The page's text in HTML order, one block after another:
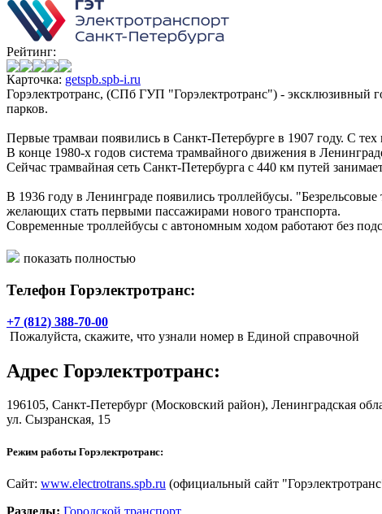
Рейтинг:
Карточка: getspb.spb-i.ru
Горэлектротранс, (СПб ГУП "Горэлектротранс") - эксклюзивный
парков.
Первые трамваи появились в Санкт-Петербурге в 1907 году. С
В конце 1980-х годов система трамвайного движения в
Сейчас трамвайная сеть Санкт-Петербурга с 440 км путей
В 1936 году в Ленинграде появились троллейбусы.
желающих стать первыми пассажирами нового транспорта.
Современные троллейбусы с автономным ходом работают без
В 2015 году в Санкт-Петербурге действует 43 трамвайных и 45
показать полностью
Телефон Горэлектротранс:
+7 (812) 388-70-00
Пожалуйста, скажите, что узнали номер в Единой справочной
Адрес Горэлектротранс:
196105, Санкт-Петербург (Московский район), Ленинградская
ул. Сызранская, 15
Режим работы Горэлектротранс:
Сайт: www.electrotrans.spb.ru (официальный сайт
Разделы: Городской транспорт